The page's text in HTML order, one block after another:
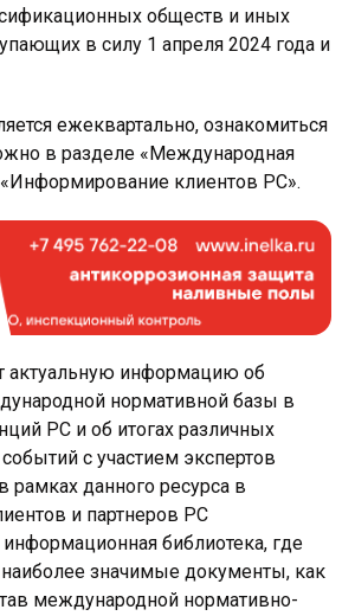
обществ и иных
в силу 1 апреля 2024 года и
ежеквартально, ознакомиться
в разделе «Международная
«Информирование клиентов РС».
актуальную информацию об
нормативной базы в
РС и об итогах различных
с участием экспертов
рамках данного ресурса в
и партнеров РС
информационная библиотека, где
значимые документы, как
международной нормативно-